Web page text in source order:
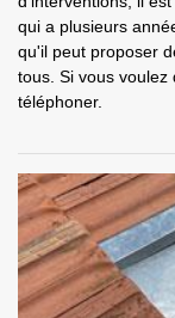
qui a plusieurs
qu'il peut proposer
tous. Si vous voulez
téléphoner.